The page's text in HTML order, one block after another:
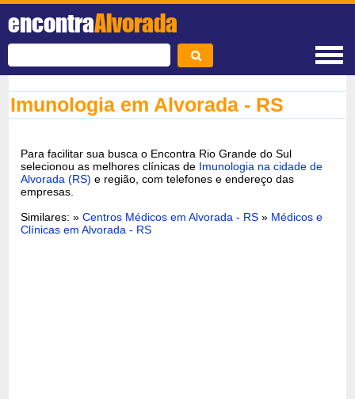
encontraAlvorada
Imunologia em Alvorada - RS
Para facilitar sua busca o Encontra Rio Grande do Sul
selecionou as melhores clínicas de Imunologia na cidade de
Alvorada (RS) e região, com telefones e endereço das
empresas.
Similares: »Centros Médicos em Alvorada - RS » Médicos e
Clínicas em Alvorada - RS